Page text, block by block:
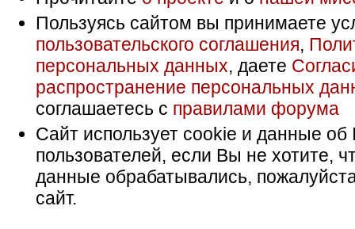
Пользуясь сайтом вы принимаете
пользовательского соглашения,
персональных данных, даете
распространение персональных
соглашаетесь с правилами форума
Сайт использует cookie и данные об
пользователей, если Вы не хотите,
данные обрабатывались,
сайт.